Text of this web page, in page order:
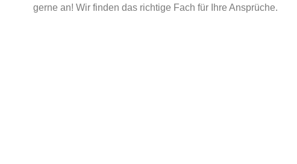
gerne an! Wir finden das richtige Fach für Ihre Ansprüche.